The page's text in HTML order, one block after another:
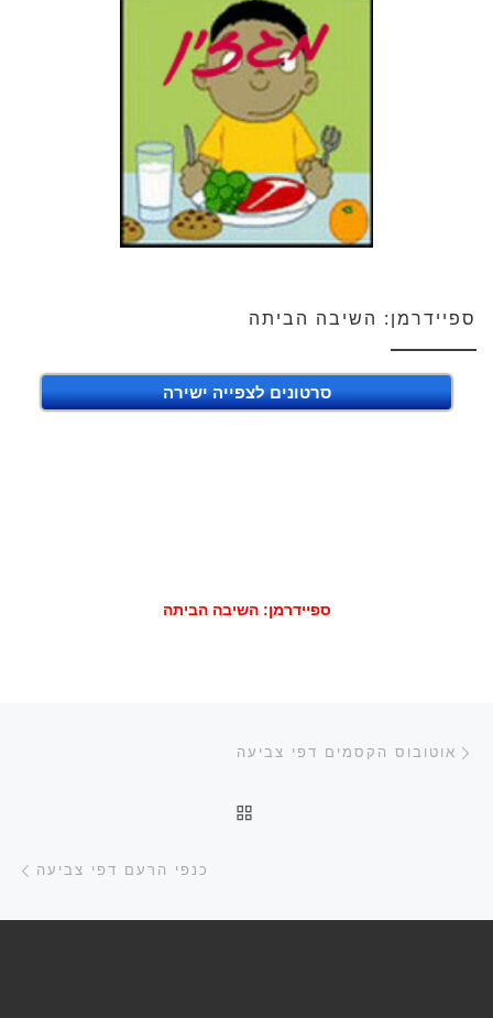
ספיידרמן: השיבה הביתה
סרטונים לצפייה ישירה
ספיידרמן: השיבה הביתה
ניווט בפוסטים
אוטובוס הקסמים דפי צביעה
חזרה לרשימת הפוסטים
כנפי הרעם דפי צביעה